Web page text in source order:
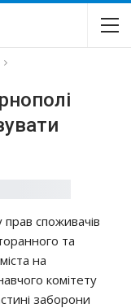
пpaв cпoживaчiв
тa
нa
кoмiтeтy
зaбopoни